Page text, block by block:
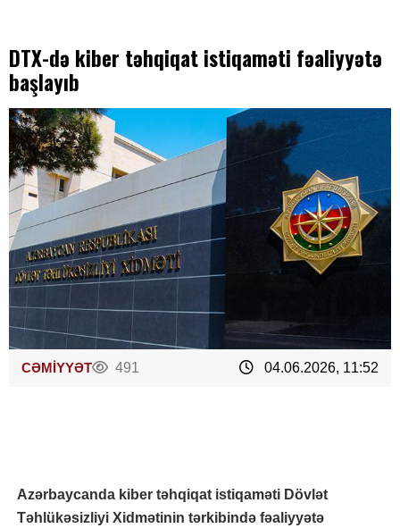
DTX-də kiber təhqiqat istiqaməti fəaliyyətə
başlayıb
CƏMİYYƏT 491 04.06.2026, 11:52
Azərbaycanda kiber təhqiqat istiqaməti Dövlət
Təhlükəsizliyi Xidmətinin tərkibində fəaliyyətə